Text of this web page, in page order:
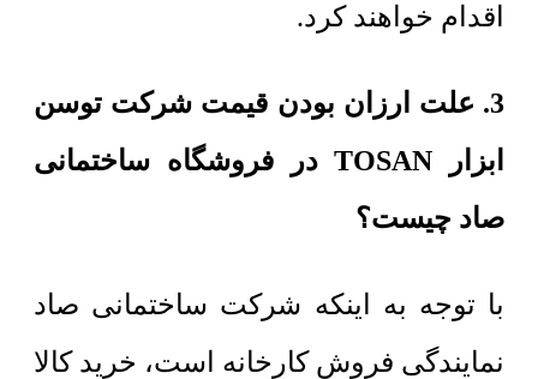
اقدام خواهند کرد.
3. علت ارزان بودن قیمت شرکت توسن
ابزار TOSAN در فروشگاه ساختمانی
صاد چیست؟
با توجه به اینکه شرکت ساختمانی صاد
نمایندگی فروش کارخانه است، خرید کالا